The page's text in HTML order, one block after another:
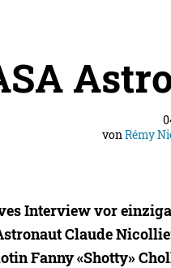
vonRémy
Interview vor
Claude
Fanny «Shotty»